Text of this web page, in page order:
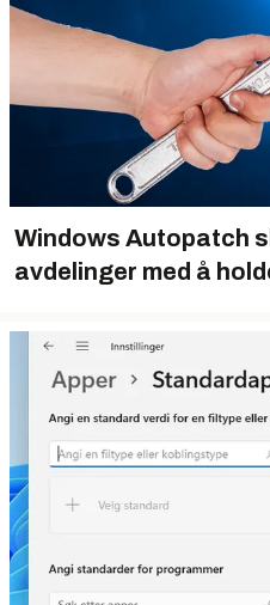
Windows Autopatch
avdelinger med å